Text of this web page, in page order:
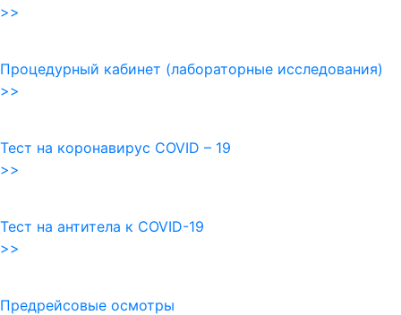
>>
Процедурный кабинет (лабораторные исследования)
>>
Тест на коронавирус COVID – 19
>>
Тест на антитела к COVID-19
>>
Предрейсовые осмотры